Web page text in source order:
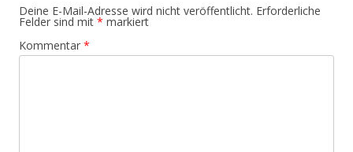
Deine E-Mail-Adresse wird nicht veröffentlicht. Erforderliche
Felder sind mit * markiert
Kommentar *